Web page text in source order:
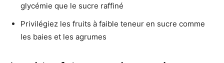
glycémie que le sucre raffiné
Privilégiez les fruits à faible teneur en sucre comme
les baies et les agrumes